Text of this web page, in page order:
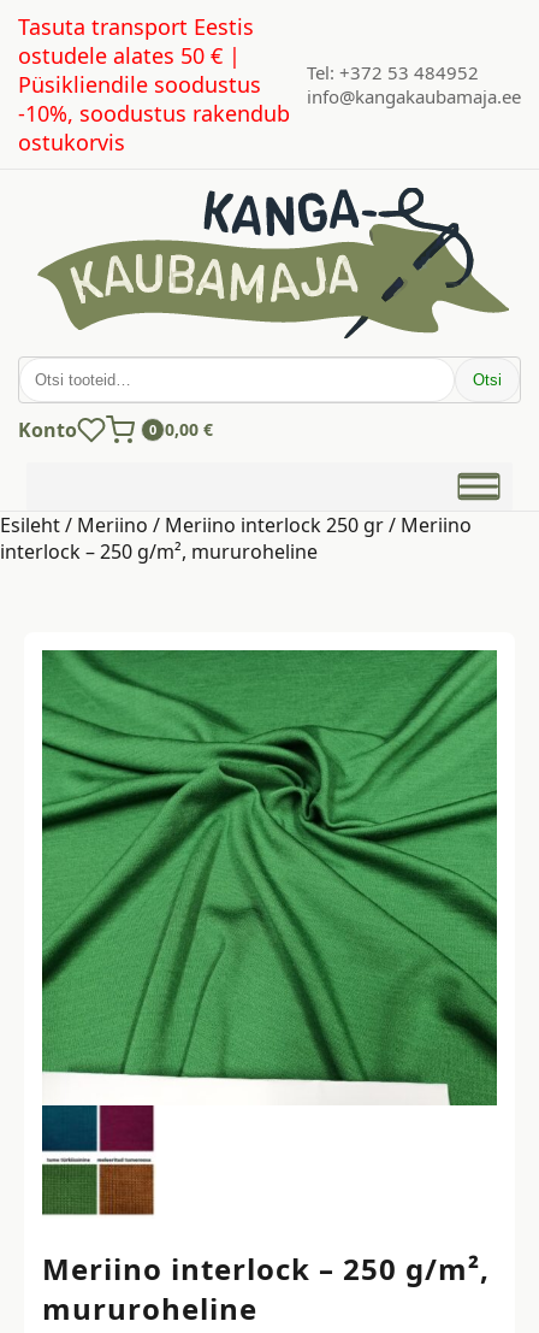
Tasuta transport Eestis
ostudele alates 50 € |
Püsikliendile soodustus
-10%, soodustus rakendub
ostukorvis
Tel: +372 53 484952
info@kangakaubamaja.ee
Otsi: Otsi
Konto 0 0,00 €
Esileht/ Meriino / Meriino interlock 250 gr/ Meriino
interlock – 250 g/m², mururoheline
Meriino interlock – 250 g/m²,
mururoheline